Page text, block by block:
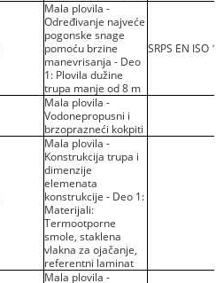
Mala plovila -
Određivanje najveće
pogonske snage
pomoću brzine
manevrisanja - Deo
1: Plovila dužine
trupa manje od 8 m
SRPS EN
Mala plovila -
Vodonepropusni i
brzoprazneći kokpiti
Mala plovila -
Konstrukcija trupa i
dimenzije
elemenata
konstrukcije - Deo 1:
Materijali:
Termootporne
smole, staklena
vlakna za ojačanje,
referentni laminat
Mala plovila -